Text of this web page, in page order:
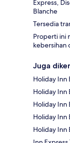
Express,
Blanche
Tersedia
Properti ini
kebersihan
Juga
Holiday Inn
Holiday Inn
Holiday Inn
Holiday Inn
Holiday Inn